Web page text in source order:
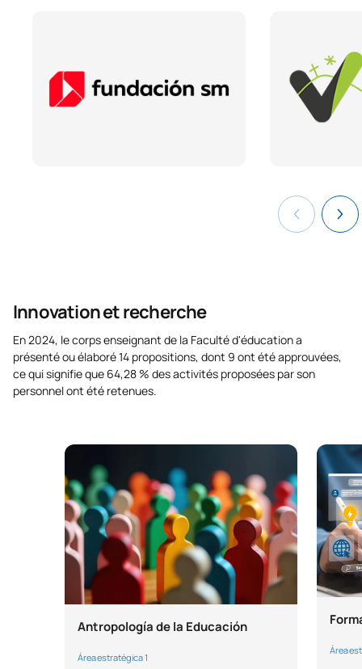
Innovation et recherche
En 2024, le corps enseignant de la Faculté d'éducation a
présenté ou élaboré 14 propositions, dont 9 ont été approuvées,
ce qui signifie que 64,28 % des activités proposées par son
personnel ont été retenues.
Antropología de la Educación
Área estratégica 1
Área